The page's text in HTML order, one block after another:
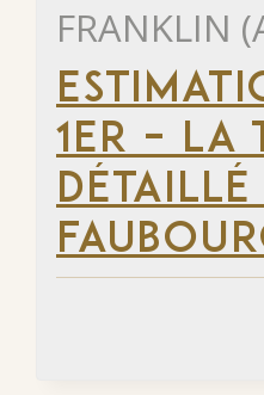
FRANKLIN
1ER – LA